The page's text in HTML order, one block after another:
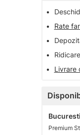
•
•
Rate
•
•
•
Livrare
Premium